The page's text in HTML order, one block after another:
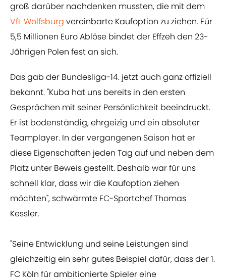
groß darüber nachdenken mussten, die mit dem
VfL Wolfsburg vereinbarte Kaufoption zu ziehen. Für
5,5 Millionen Euro Ablöse bindet der Effzeh den 23-
Jährigen Polen fest an sich.
Das gab der Bundesliga-14. jetzt auch ganz offiziell
bekannt. "Kuba hat uns bereits in den ersten
Gesprächen mit seiner Persönlichkeit beeindruckt.
Er ist bodenständig, ehrgeizig und ein absoluter
Teamplayer. In der vergangenen Saison hat er
diese Eigenschaften jeden Tag auf und neben dem
Platz unter Beweis gestellt. Deshalb war für uns
schnell klar, dass wir die Kaufoption ziehen
möchten", schwärmte FC-Sportchef Thomas
Kessler.
"Seine Entwicklung und seine Leistungen sind
gleichzeitig ein sehr gutes Beispiel dafür, dass der 1.
FC Köln für ambitionierte Spieler eine